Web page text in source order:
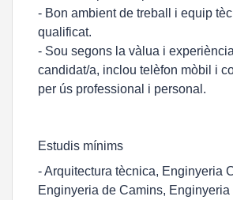
- Bon ambient de treball i equip
qualificat.
- Sou segons la vàlua i
candidat/a, inclou telèfon mòbil i
per ús professional i personal.
Estudis mínims
- Arquitectura tècnica, Enginyeria
Enginyeria de Camins, Enginyeria